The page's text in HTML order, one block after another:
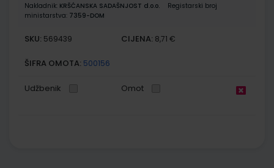
Nakladnik: KRŠĆANSKA SADAŠNJOST d.o.o.
Registarski broj
ministarstva: 7359-DOM
SKU: 569439 CIJENA: 8,71 €
ŠIFRA OMOTA: 500156
Udžbenik Omot